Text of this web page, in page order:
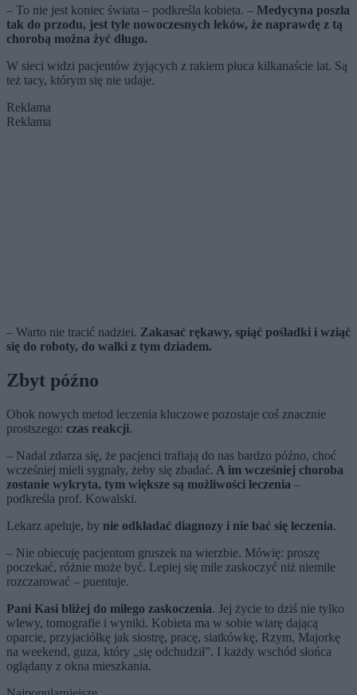
– To nie jest koniec świata – podkreśla kobieta. – Medycyna poszła
tak do przodu, jest tyle nowoczesnych leków, że naprawdę z tą
chorobą można żyć długo.
W sieci widzi pacjentów żyjących z rakiem płuca kilkanaście lat. Są
też tacy, którym się nie udaje.
Reklama
Reklama
– Warto nie tracić nadziei. Zakasać rękawy, spiąć pośladki i wziąć
się do roboty, do walki z tym dziadem.
Zbyt późno
Obok nowych metod leczenia kluczowe pozostaje coś znacznie
prostszego: czas reakcji.
– Nadal zdarza się, że pacjenci trafiają do nas bardzo późno, choć
wcześniej mieli sygnały, żeby się zbadać. A im wcześniej choroba
zostanie wykryta, tym większe są możliwości leczenia –
podkreśla prof. Kowalski.
Lekarz apeluje, by nie odkładać diagnozy i nie bać się leczenia.
– Nie obiecuję pacjentom gruszek na wierzbie. Mówię: proszę
poczekać, różnie może być. Lepiej się mile zaskoczyć niż niemile
rozczarować – puentuje.
Pani Kasi bliżej do miłego zaskoczenia. Jej życie to dziś nie tylko
wlewy, tomografie i wyniki. Kobieta ma w sobie wiarę dającą
oparcie, przyjaciółkę jak siostrę, pracę, siatkówkę, Rzym, Majorkę
na weekend, guza, który „się odchudził”. I każdy wschód słońca
oglądany z okna mieszkania.